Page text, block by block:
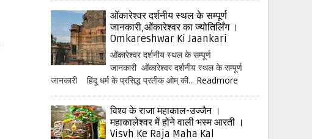
ओंकारेश्वर दर्शनीय स्थल के सम्पूर्ण
जानकारी,ओंकारेश्वर का ज्योतिर्लिंग ।
Omkareshwar Ki Jaankari
ओंकारेश्वर दर्शनीय स्थल के सम्पूर्ण
जानकारी ओंकारेश्वर दर्शनीय स्थल के सम्पूर्ण
जानकारी हिंदू धर्म के प्रसिद्ध प्रतीक ओम् की... Readmore
विश्व के राजा महाकाल-उज्जैन ।
महाकालेश्वर में होने वाली भस्म आरती ।
Visvh Ke Raja Maha Kal